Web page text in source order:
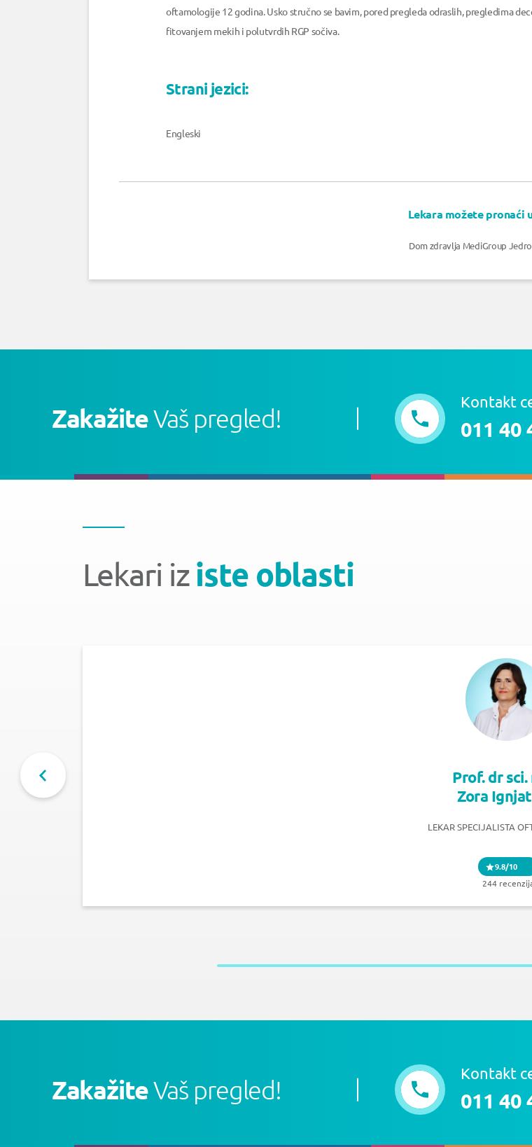
oftamologije 12 godina. Usko stručno se bavim, pored pregleda odraslih, pregledima
fitovanjem mekih i polutvrdih RGP sočiva.
Strani jezici:
Engleski
Lekara možete pronaći
Dom zdravlja MediGroup Jedro
ZakažiteVaš pregled!
Kontakt
011 40
Lekari iziste oblasti
Prof. dr sci.
Zora
LEKAR SPECIJALISTA
9.8/10
244
ZakažiteVaš pregled!
Kontakt
011 40